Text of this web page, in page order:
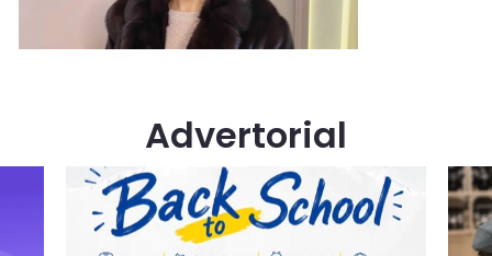
Advertorial